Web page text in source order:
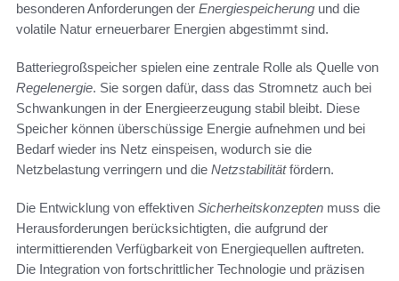
besonderen Anforderungen der Energiespeicherung und die
volatile Natur erneuerbarer Energien abgestimmt sind.
Batteriegroßspeicher spielen eine zentrale Rolle als Quelle von
Regelenergie. Sie sorgen dafür, dass das Stromnetz auch bei
Schwankungen in der Energieerzeugung stabil bleibt. Diese
Speicher können überschüssige Energie aufnehmen und bei
Bedarf wieder ins Netz einspeisen, wodurch sie die
Netzbelastung verringern und die Netzstabilitätfördern.
Die Entwicklung von effektiven Sicherheitskonzepten muss die
Herausforderungen berücksichtigten, die aufgrund der
intermittierenden Verfügbarkeit von Energiequellen auftreten.
Die Integration von fortschrittlicher Technologie und präzisen